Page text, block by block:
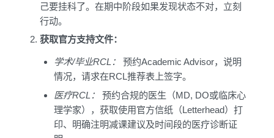
己要挂科了。在期中阶段如果发现状态不对，立刻
行动。
获取官方支持文件：
学术/毕业RCL：
预约Academic Advisor，说明
情况，请求在RCL推荐表上签字。
医疗RCL：
预约合规的医生（MD, DO或临床心
理学家），获取使用官方信纸（Letterhead）打
印、明确注明减课建议及时间段的医疗诊断证